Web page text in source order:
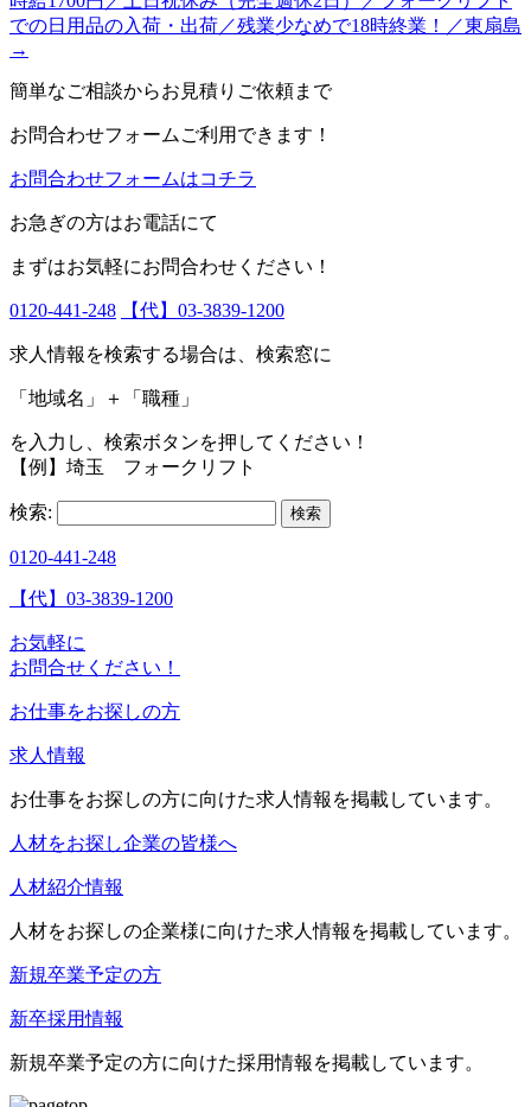
での日用品の入荷・出荷／残業少なめで18時終業！／東扇島
→
簡単なご相談からお見積りご依頼まで
お問合わせフォームご利用できます！
お問合わせフォームはコチラ
お急ぎの方はお電話にて
まずはお気軽にお問合わせください！
0120-441-248 【代】03-3839-1200
求人情報を検索する場合は、検索窓に
「地域名」＋「職種」
を入力し、 検索ボタンを押してください！
【例】埼玉 フォークリフト
検索:
0120-441-248
【代】03-3839-1200
お気軽に
お問合せください！
お仕事をお探しの方
求人情報
お仕事をお探しの方に向けた求人情報を掲載しています。
人材をお探し企業の皆様へ
人材紹介情報
人材をお探しの企業様に向けた求人情報を掲載しています。
新規卒業予定の方
新卒採用情報
新規卒業予定の方に向けた採用情報を掲載しています。